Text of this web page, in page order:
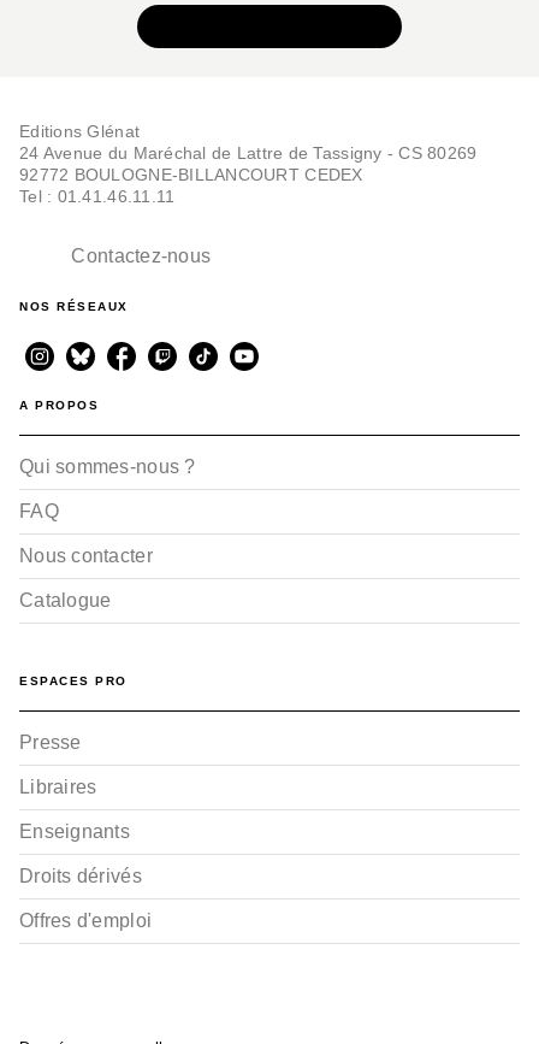
Editions Glénat
24 Avenue du Maréchal de Lattre de Tassigny - CS 80269
92772 BOULOGNE-BILLANCOURT CEDEX
Tel : 01.41.46.11.11
Contactez-nous
NOS RÉSEAUX
A PROPOS
Qui sommes-nous ?
FAQ
Nous contacter
Catalogue
ESPACES PRO
Presse
Libraires
Enseignants
Droits dérivés
Offres d'emploi